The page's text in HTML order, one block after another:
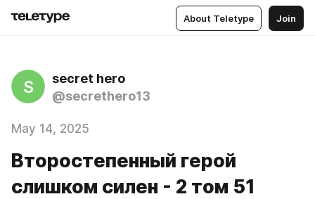
About Teletype Join
S
secret hero
@secrethero13
May 14, 2025
Второстепенный герой
слишком силен - 2 том 51